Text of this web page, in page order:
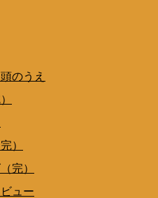
のうえ
）
完）
ュー